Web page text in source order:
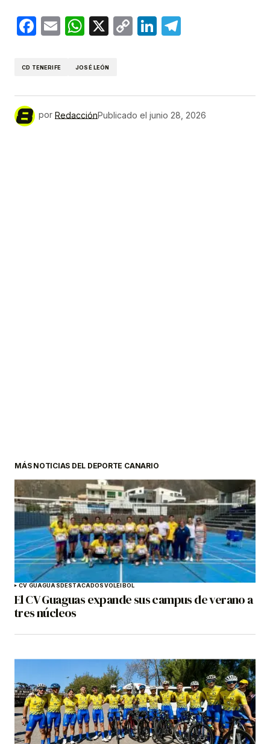
Facebook
EmailWhatsApp
X
CopyLinkedIn
CD TENERIFE JOSÉ LEÓN
por RedacciónPublicado el junio 28, 2026
MÁS NOTICIAS DEL DEPORTE CANARIO
CV GUAGUAS DESTACADOSVOLEIBOL
El CV Guaguas expande sus campus de verano a
tres núcleos